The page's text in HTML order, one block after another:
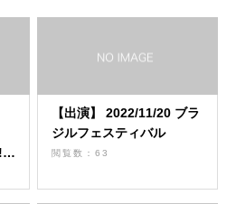
【出演】 2022/11/20 ブラ
ジルフェスティバル
閲覧数：63